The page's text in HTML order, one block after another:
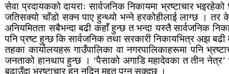
सेवा प्रदायकको दायराः सार्वजनिक निकायमा भ्रष्टाचार
जतिसक्यो चाँडो सक्न पाए हुन्थ्यो भन्ने हरकोहीलाई लाग्छ ।
अनियमितता सबैभन्दा बढी कहाँ हुन्छ त भन्दा यस्तै सार्वजनिक
पनि प्रष्ट हुन्छ कि सार्वजनिक तथा सरकारी निकायभित्र अझ बढी
तहका कार्यालयहरू गाउँपालिका वा नगरपालिकाहरूमा पनि
जनताको हानथाप हुन्छ । ‘पैसाको अगाडि महादेवका त तीन
बढाउँदा भ्रष्टाचार हुन नदिन मद्दत पुग्न सक्दछ ।